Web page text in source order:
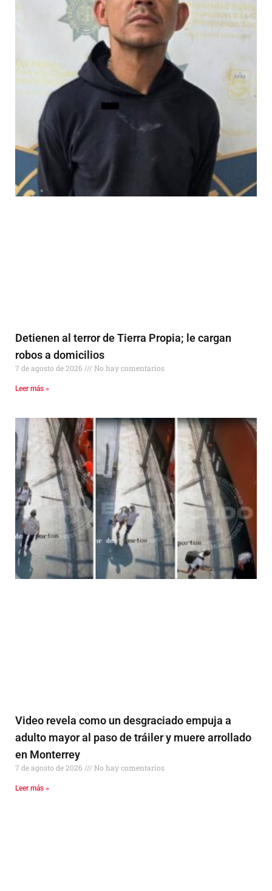
Detienen al terror de Tierra Propia; le cargan
robos a domicilios
7 de agosto de 2026 No hay comentarios
Leer más »
Video revela como un desgraciado empuja a
adulto mayor al paso de tráiler y muere arrollado
en Monterrey
7 de agosto de 2026 No hay comentarios
Leer más »